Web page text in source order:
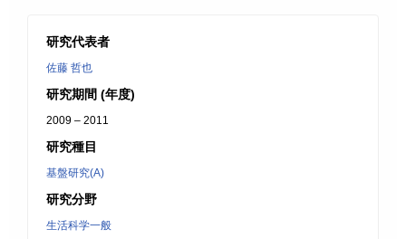
研究代表者
佐藤 哲也
研究期間 (年度)
2009 – 2011
研究種目
基盤研究(A)
研究分野
生活科学一般